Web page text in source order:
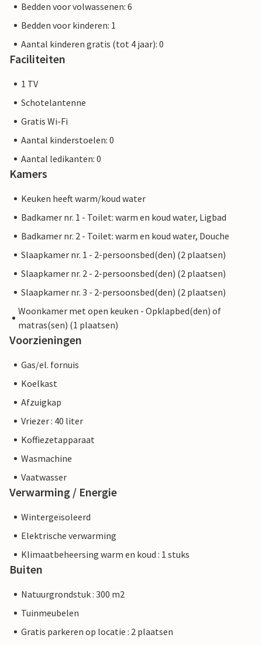
Bedden voor volwassenen: 6
Bedden voor kinderen: 1
Aantal kinderen gratis (tot 4 jaar): 0
Faciliteiten
1 TV
Schotelantenne
Gratis Wi-Fi
Aantal kinderstoelen: 0
Aantal ledikanten: 0
Kamers
Keuken heeft warm/koud water
Badkamer nr. 1 - Toilet: warm en koud water, Ligbad
Badkamer nr. 2 - Toilet: warm en koud water, Douche
Slaapkamer nr. 1 - 2-persoonsbed(den) (2 plaatsen)
Slaapkamer nr. 2 - 2-persoonsbed(den) (2 plaatsen)
Slaapkamer nr. 3 - 2-persoonsbed(den) (2 plaatsen)
Woonkamer met open keuken - Opklapbed(den) of
matras(sen) (1 plaatsen)
Voorzieningen
Gas/el. fornuis
Koelkast
Afzuigkap
Vriezer : 40 liter
Koffiezetapparaat
Wasmachine
Vaatwasser
Verwarming / Energie
Wintergeïsoleerd
Elektrische verwarming
Klimaatbeheersing warm en koud : 1 stuks
Buiten
Natuurgrondstuk : 300 m2
Tuinmeubelen
Gratis parkeren op locatie : 2 plaatsen